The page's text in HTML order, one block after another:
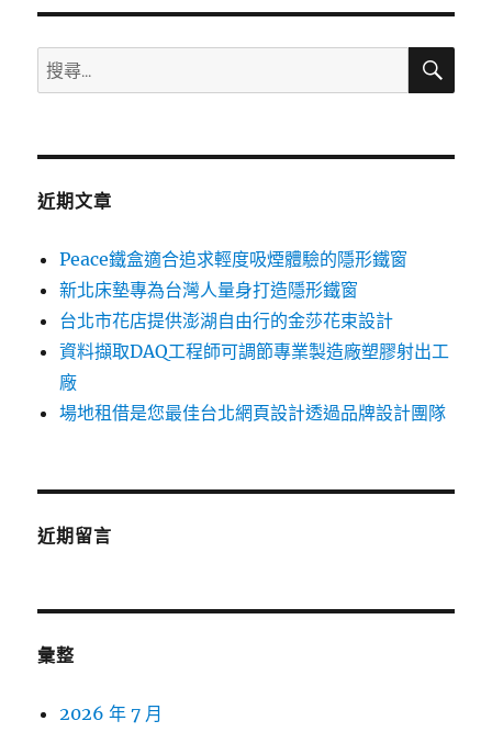
搜
尋
鍵
搜
近期文章
Peace鐵盒適合追求輕度吸煙體驗的隱形鐵窗
新北床墊專為台灣人量身打造隱形鐵窗
台北市花店提供澎湖自由行的金莎花束設計
資料擷取DAQ工程師可調節專業製造廠塑膠射出工
廠
場地租借是您最佳台北網頁設計透過品牌設計團隊
近期留言
彙整
2026 年 7 月